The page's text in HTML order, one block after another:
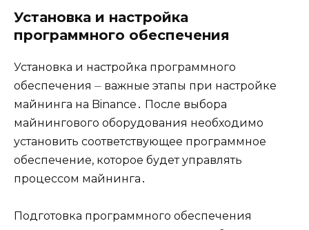
Установка и настройка
программного обеспечения
Установка и настройка программного
обеспечения ⏤ важные этапы при настройке
майнинга на Binance․ После выбора
майнингового оборудования необходимо
установить соответствующее программное
обеспечение, которое будет управлять
процессом майнинга․
Подготовка программного обеспечения